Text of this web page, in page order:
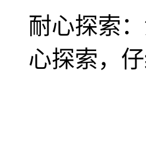
耐心探索
心探索，